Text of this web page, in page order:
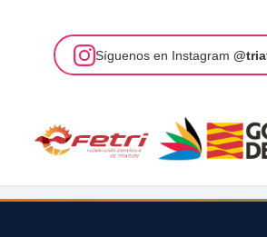
Síguenos en Instagram